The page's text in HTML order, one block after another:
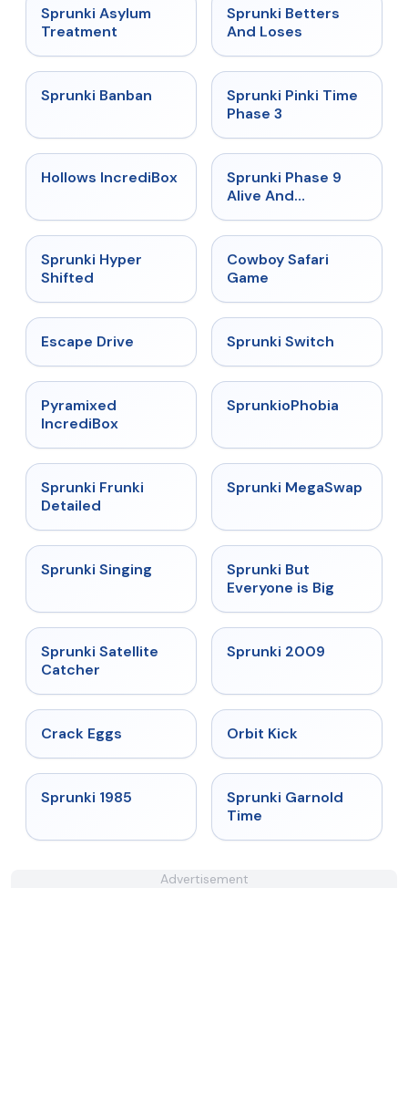
★
Sprunki Asylum
Treatment
★
Sprunki Betters
And Loses
★
Sprunki Banban ★ 4.9
Sprunki Pinki Time
Phase 3
★ 4.3
Hollows IncrediBox ★
Sprunki Phase 9
Alive And
Sprunki Hyper
Shifted
Cowboy Safari
Game
Escape Drive ★
Sprunki Switch
Pyramixed
IncrediBox
★
SprunkioPhobia
★
Sprunki Frunki
Detailed
★ 4.5
Sprunki MegaSwap
★
Sprunki Singing
Sprunki But
Everyone is Big
★ 4.4
Sprunki Satellite
Catcher
Sprunki 2009
Crack Eggs Orbit Kick
Sprunki 1985 ★
Sprunki Garnold
Time
Advertisement